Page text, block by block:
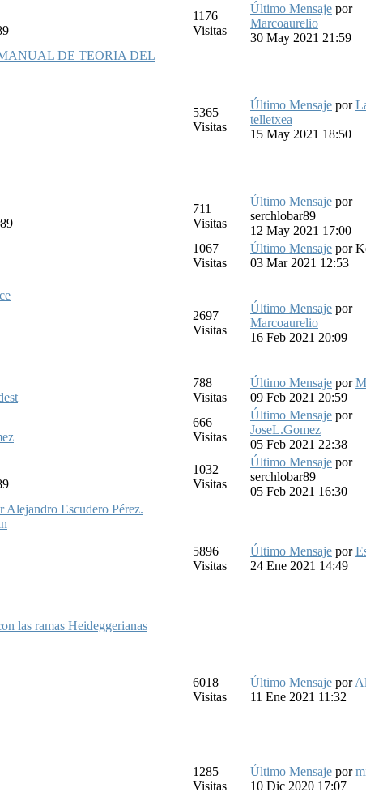
1176
Visitas
Último Mensaje por
Marcoaurelio
30 May 2021 21:59
DE TEORIA DEL
5365
Visitas
Último Mensaje por
telletxea
15 May 2021 18:50
711
Visitas
Último Mensaje por
serchlobar89
12 May 2021 17:00
1067
Visitas
Último Mensaje por
03 Mar 2021 12:53
2697
Visitas
Último Mensaje por
Marcoaurelio
16 Feb 2021 20:09
788
Visitas
Último Mensaje por
09 Feb 2021 20:59
666
Visitas
Último Mensaje por
JoseL.Gomez
05 Feb 2021 22:38
1032
Visitas
Último Mensaje por
serchlobar89
05 Feb 2021 16:30
Escudero Pérez.
5896
Visitas
Último Mensaje por
24 Ene 2021 14:49
las ramas Heideggerianas
6018
Visitas
Último Mensaje por
11 Ene 2021 11:32
1285
Visitas
Último Mensaje por
10 Dic 2020 17:07